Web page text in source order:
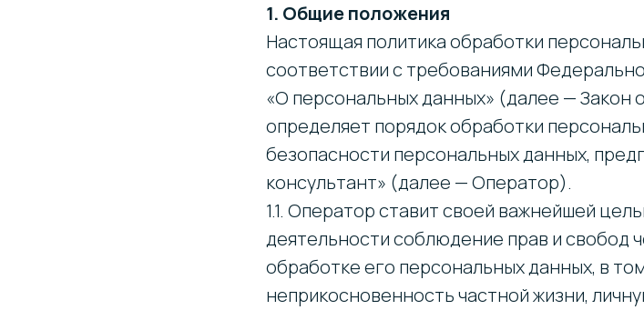
1. Общие положения
Настоящая политика обработки
соответствии с требованиями
«О персональных данных» (далее — Закон
определяет порядок обработки
безопасности персональных данных,
консультант» (далее — Оператор).
1.1. Оператор ставит своей важнейшей
деятельности соблюдение прав и свобод
обработке его персональных данных, в
неприкосновенность частной жизни,